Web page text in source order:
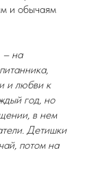
и обычаям
– на
и любви к
год, но
в нем
Детишки
потом на